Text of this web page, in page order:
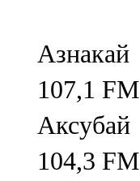
Азнакай
107,1 FM
Аксубай
104,3 FM